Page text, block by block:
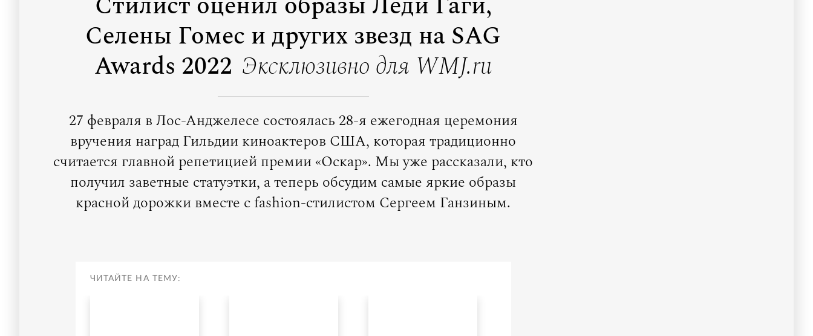
Селены Гомес и других звезд на SAG
Awards 2022 Эксклюзивно для WMJ.ru
27 февраля в Лос-Анджелесе состоялась 28-я ежегодная церемония
вручения наград Гильдии киноактеров США, которая традиционно
считается главной репетицией премии «Оскар». Мы уже рассказали, кто
получил заветные статуэтки, а теперь обсудим самые яркие образы
красной дорожки вместе с fashion-стилистом Сергеем Ганзиным.
ЧИТАЙТЕ НА ТЕМУ: